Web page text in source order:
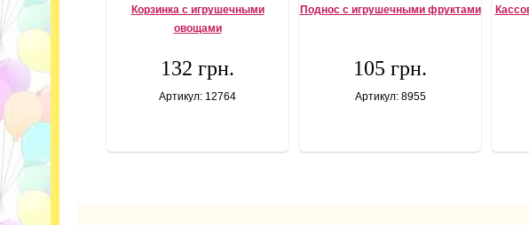
Корзинка с игрушечными
овощами
132 грн.
Артикул: 12764
Поднос с игрушечными фруктами
105 грн.
Артикул: 8955